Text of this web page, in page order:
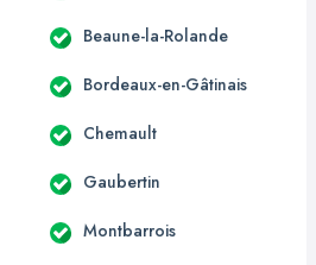
Beaune-la-Rolande
Bordeaux-en-Gâtinais
Chemault
Gaubertin
Montbarrois